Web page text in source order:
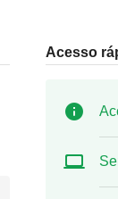
Acesso